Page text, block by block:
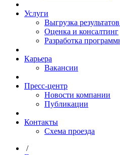
Услуги
Выгрузка
Оценка и консалтинг
Разработка
Карьера
Вакансии
Пресс-центр
Новости компании
Публикации
Контакты
Схема проезда
/